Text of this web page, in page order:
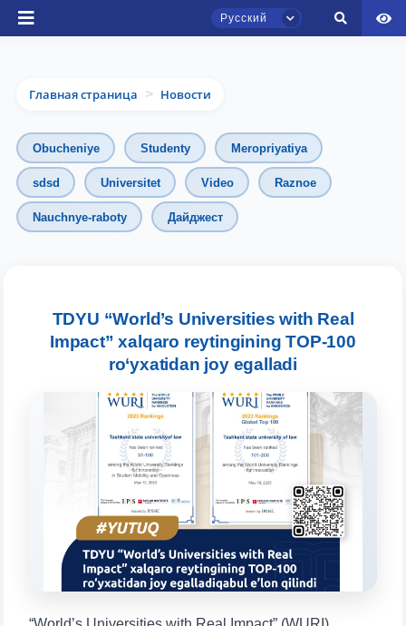
Русский
Главная страница > Новости
Obucheniye Studenty Meropriyatiya
sdsd Universitet Video Raznoe
Nauchnye-raboty Дайджест
TDYU “World’s Universities with Real
Impact” xalqaro reytingining TOP-100
ro‘yxatidan joy egalladi
Чат приёмной комиссии ТГЮУ
Онлайн
Оставляйте здесь свои обращения по
вопросам приёма.
Выберите тему — затем появятся
конкретные вопросы:
1. Документы (бакалавр) (5)
4. Собеседование (магистр) (5)
6. Онлайн-заявки (15) 7. Колл-центр (4)
8. Квота (бакалавриат) (1) 9. Квота (магистратура) (1)
✉️ Написать администратору